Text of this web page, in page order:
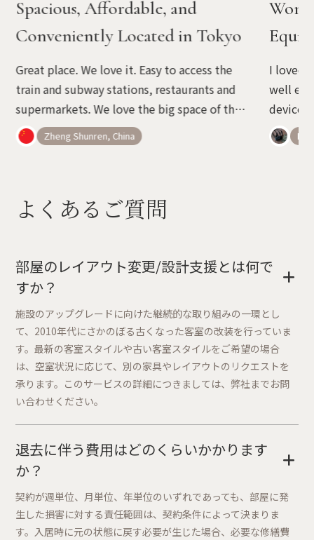
Spacious, Affordable, and
Conveniently Located in Tokyo
Great place. We love it. Easy to access the
train and subway stations, restaurants and
supermarkets. We love the big space of the
room. It is not easy to find rooms of such a
cozy space in Tokyo with the price.
Zheng Shunren, China
I loved
well
devices
advice
よくあるご質問
部屋のレイアウト変更/設計支援とは何で
すか？
+
施設のアップグレードに向けた継続的な取り組みの一環とし
て、2010年代にさかのぼる古くなった客室の改装を行っていま
す。最新の客室スタイルや古い客室スタイルをご希望の場合
は、空室状況に応じて、別の家具やレイアウトのリクエストを
承ります。このサービスの詳細につきましては、弊社までお問
い合わせください。
退去に伴う費用はどのくらいかかります
か？
+
契約が週単位、月単位、年単位のいずれであっても、部屋に発
生した損害に対する責任範囲は、契約条件によって決まりま
す。入居時に元の状態に戻す必要が生じた場合、必要な修繕費